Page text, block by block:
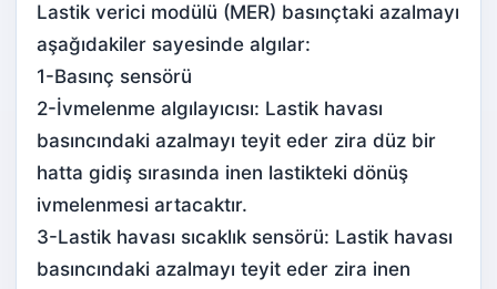
Lastik verici modülü (MER) basınçtaki azalmayı
aşağıdakiler sayesinde algılar:
1-Basınç sensörü
2-İvmelenme algılayıcısı: Lastik havası
basıncındaki azalmayı teyit eder zira düz bir
hatta gidiş sırasında inen lastikteki dönüş
ivmelenmesi artacaktır.
3-Lastik havası sıcaklık sensörü: Lastik havası
basıncındaki azalmayı teyit eder zira inen